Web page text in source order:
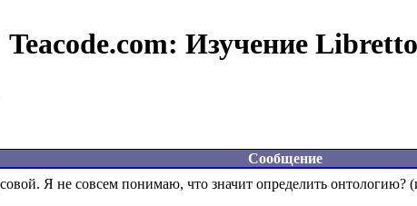
Teacode.com: Изучение Libretto
Сообщение